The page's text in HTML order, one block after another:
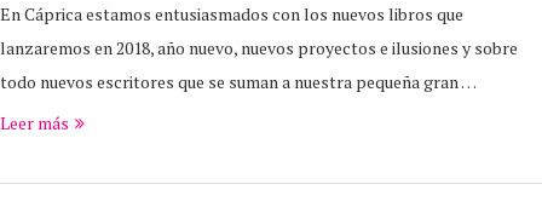
En Cáprica estamos entusiasmados con los nuevos libros que
lanzaremos en 2018, año nuevo, nuevos proyectos e ilusiones y sobre
todo nuevos escritores que se suman a nuestra pequeña gran …
Leer más